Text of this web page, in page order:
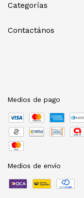
Categorías
Contactános
Medios de pago
Medios de envío